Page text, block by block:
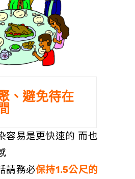
、避免待在
容易是更快速的 而也
請務必保持1.5公尺的